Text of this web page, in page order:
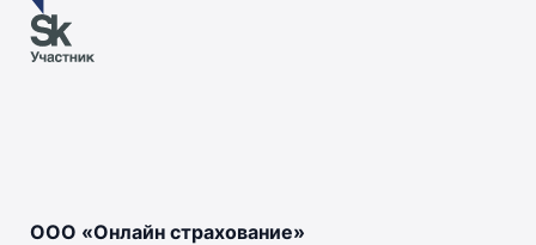
ООО «Онлайн страхование»